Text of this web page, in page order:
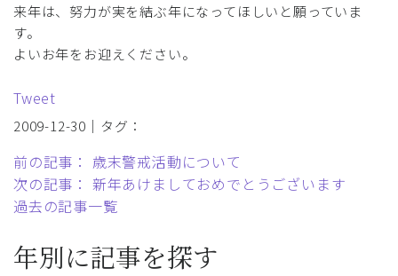
来年は、努力が実を結ぶ年になってほしいと願っていま
す。
よいお年をお迎えください。
Tweet
2009-12-30｜タグ：
前の記事： 歳末警戒活動について
次の記事： 新年あけましておめでとうございます
過去の記事一覧
年別に記事を探す